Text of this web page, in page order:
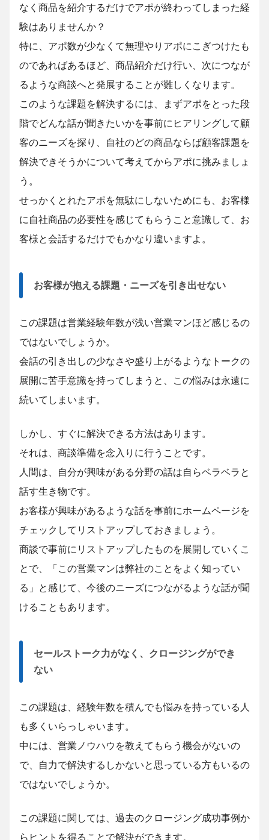
なく商品を紹介するだけでアポが終わってしまった経
験はありませんか？
特に、アポ数が少なくて無理やりアポにこぎつけたも
のであればあるほど、商品紹介だけ行い、次につなが
るような商談へと発展することが難しくなります。
このような課題を解決するには、まずアポをとった段
階でどんな話が聞きたいかを事前にヒアリングして顧
客のニーズを探り、自社のどの商品ならば顧客課題を
解決できそうかについて考えてからアポに挑みましょ
う。
せっかくとれたアポを無駄にしないためにも、お客様
に自社商品の必要性を感じてもらうこと意識して、お
客様と会話するだけでもかなり違いますよ。
お客様が抱える課題・ニーズを引き出せない
この課題は営業経験年数が浅い営業マンほど感じるの
ではないでしょうか。
会話の引き出しの少なさや盛り上がるようなトークの
展開に苦手意識を持ってしまうと、この悩みは永遠に
続いてしまいます。
しかし、すぐに解決できる方法はあります。
それは、商談準備を念入りに行うことです。
人間は、自分が興味がある分野の話は自らベラベラと
話す生き物です。
お客様が興味があるような話を事前にホームページを
チェックしてリストアップしておきましょう。
商談で事前にリストアップしたものを展開していくこ
とで、「この営業マンは弊社のことをよく知ってい
る」と感じて、今後のニーズにつながるような話が聞
けることもあります。
セールストーク力がなく、クロージングができ
ない
この課題は、経験年数を積んでも悩みを持っている人
も多くいらっしゃいます。
中には、営業ノウハウを教えてもらう機会がないの
で、自力で解決するしかないと思っている方もいるの
ではないでしょうか。
この課題に関しては、過去のクロージング成功事例か
らヒントを得ることで解決ができます。